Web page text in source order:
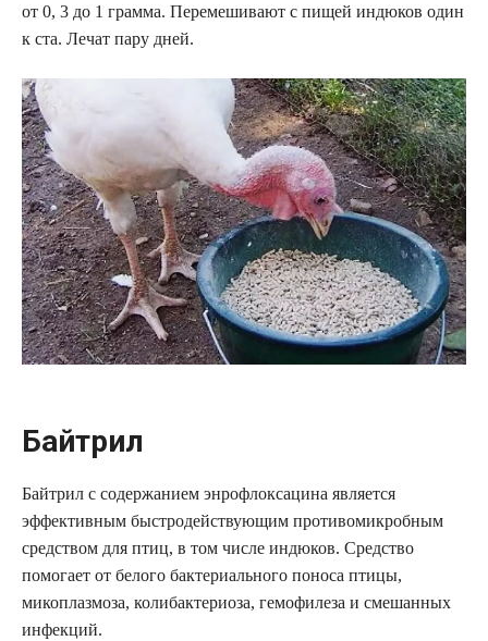
от 0, 3 до 1 грамма. Перемешивают с пищей индюков один
к ста. Лечат пару дней.
Байтрил
Байтрил с содержанием энрофлоксацина является
эффективным быстродействующим противомикробным
средством для птиц, в том числе индюков. Средство
помогает от белого бактериального поноса птицы,
микоплазмоза, колибактериоза, гемофилеза и смешанных
инфекций.